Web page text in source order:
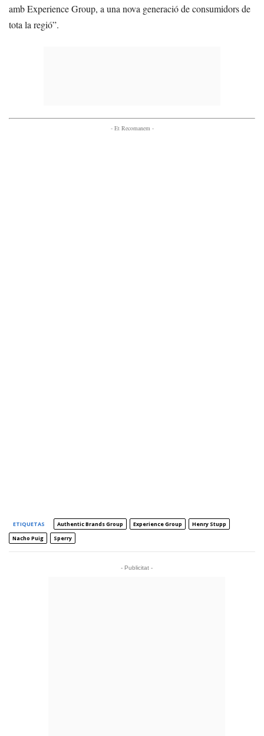
amb Experience Group, a una nova generació de consumidors de
tota la regió”.
- Et Recomanem -
ETIQUETAS Authentic Brands Group Experience Group
Henry Stupp
Nacho Puig
Sperry
- Publicitat -